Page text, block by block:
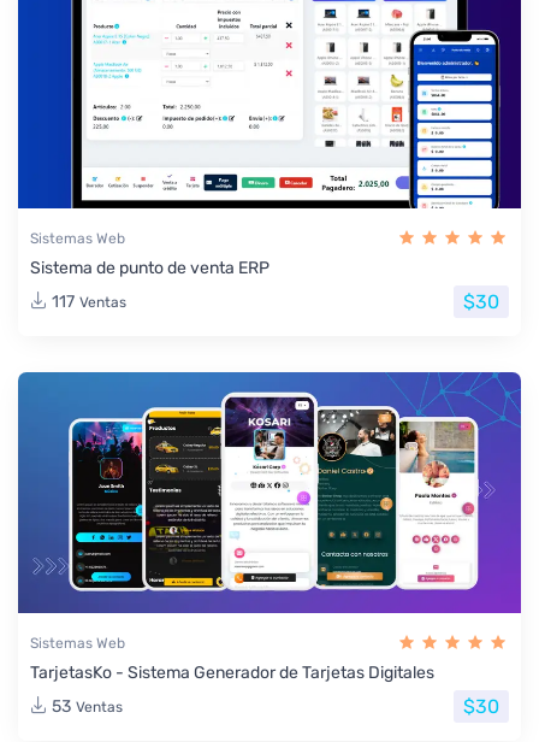
Sistemas Web
Sistema de punto de venta ERP
117 Ventas $30
Sistemas Web
TarjetasKo - Sistema Generador de Tarjetas Digitales
53 Ventas $30